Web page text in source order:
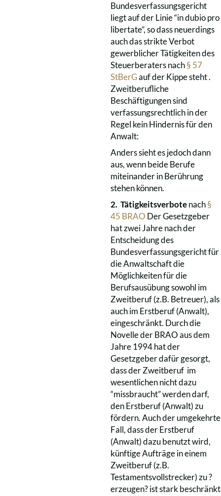
Bundesverfassungsgericht
liegt auf der Linie “in dubio pro
libertate”, so dass neuerdings
auch das strikte Verbot
gewerblicher Tätigkeiten des
Steuerberaters nach§ 57
StBerGauf der Kippe steht .
Zweitberufliche
Beschäftigungen sind
verfassungsrechtlich in der
Regel kein Hindernis für den
Anwalt:
Anders sieht es jedoch dann
aus, wenn beide Berufe
miteinander in Berührung
stehen können.
2. Tätigkeitsverbotenach§
45 BRAO Der Gesetzgeber
hat zwei Jahre nach der
Entscheidung des
Bundesverfassungsgericht für
die Anwaltschaft die
Möglichkeiten für die
Berufsausübung sowohl im
Zweitberuf (z.B. Betreuer), als
auch im Erstberuf (Anwalt),
eingeschränkt. Durch die
Novelle der BRAO aus dem
Jahre 1994 hat der
Gesetzgeber dafür gesorgt,
dass der Zweitberuf im
wesentlichen nicht dazu
“missbraucht” werden darf,
den Erstberuf (Anwalt) zu
fördern. Auch der umgekehrte
Fall, dass der Erstberuf
(Anwalt) dazu benutzt wird,
künftige Aufträge in einem
Zweitberuf (z.B.
Testamentsvollstrecker) zu ?
erzeugen? ist stark beschränkt